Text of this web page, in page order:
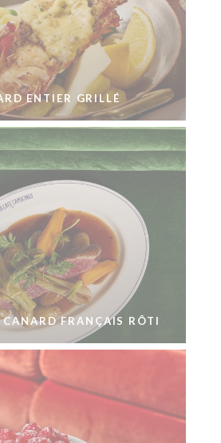
ENTIER GRILLÉ
FRANÇAIS RÔTI